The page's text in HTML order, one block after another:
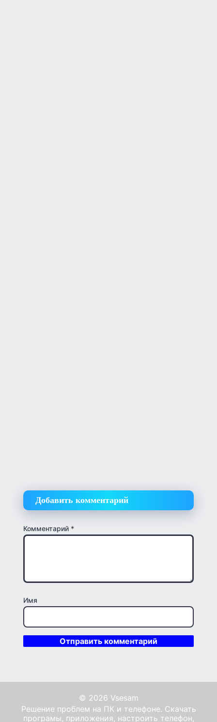
Добавить комментарий
Комментарий *
Имя
© 2026 Vsesam
Решение проблем на ПК и телефоне. Скачать
програмы, приложения, настроить телефон,